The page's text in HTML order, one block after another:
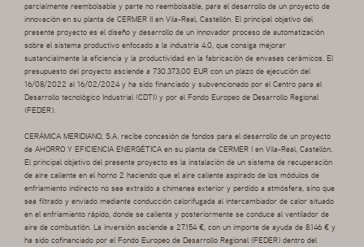
parcialmente reembolsable y parte no reembolsable, para el desarrollo de un proyecto de
innovación en su planta de CERMER II en Vila-Real, Castellón. El principal objetivo del
presente proyecto es el diseño y desarrollo de un innovador proceso de automatización
sobre el sistema productivo enfocado a la industria 4.0, que consiga mejorar
sustancialmente la eficiencia y la productividad en la fabricación de envases cerámicos. El
presupuesto del proyecto asciende a 730.373,00 EUR con un plazo de ejecución del
16/08/2022 al 16/02/2024 y ha sido financiado y subvencionado por el Centro para el
Desarrollo tecnológico Industrial (CDTI) y por el Fondo Europeo de Desarrollo Regional
(FEDER).
CERÁMICA MERIDIANO, S.A. recibe concesión de fondos para el desarrollo de un proyecto
de AHORRO Y EFICIENCIA ENERGÉTICA en su planta de CERMER I en Vila-Real, Castellón.
El principal objetivo del presente proyecto es la instalación de un sistema de recuperación
de aire caliente en el horno 2 haciendo que el aire caliente aspirado de los módulos de
enfriamiento indirecto no sea extraído a chimenea exterior y perdido a atmósfera, sino que
sea filtrado y enviado mediante conducción calorifugada al intercambiador de calor situado
en el enfriamiento rápido, donde se calienta y posteriormente se conduce al ventilador de
aire de combustión. La inversión asciende a 27.154 €, con un importe de ayuda de 8.146 € y
ha sido cofinanciado por el Fondo Europeo de Desarrollo Regional (FEDER) dentro del